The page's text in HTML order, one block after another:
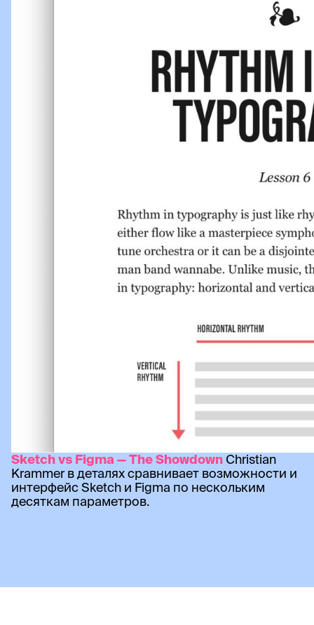
Sketch vs Figma — The Showdown Christian
Krammer в деталях сравнивает возможности и
интерфейс Sketch и Figma по нескольким
десяткам параметров.